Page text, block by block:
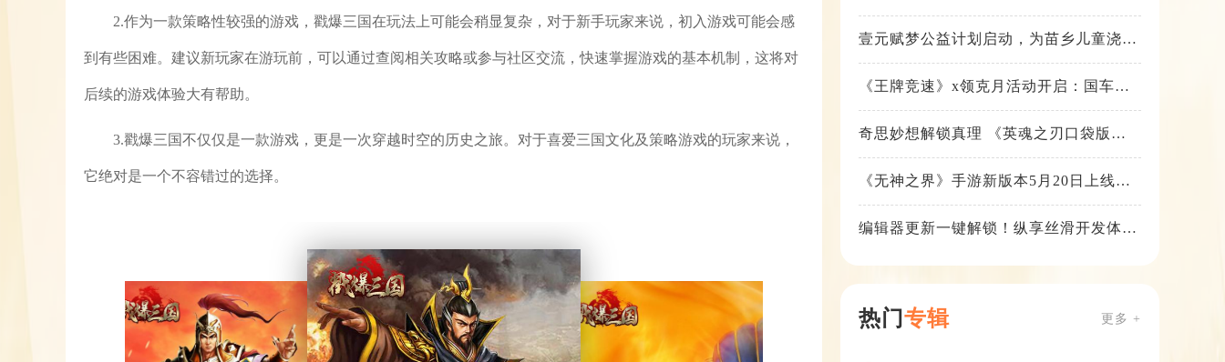
2.作为一款策略性较强的游戏，戳爆三国在玩法上可能会稍显复杂，对于新手玩家来说，初入游戏可能会感
到有些困难。建议新玩家在游玩前，可以通过查阅相关攻略或参与社区交流，快速掌握游戏的基本机制，这将对
后续的游戏体验大有帮助。
3.戳爆三国不仅仅是一款游戏，更是一次穿越时空的历史之旅。对于喜爱三国文化及策略游戏的玩家来说，
它绝对是一个不容错过的选择。
壹元赋梦公益计划启动，为苗乡儿童浇筑
《王牌竞速》x领克月活动开启：国车喜
奇思妙想解锁真理 《英魂之刃口袋版》
《无神之界》手游新版本5月20日上线，
编辑器更新一键解锁！纵享丝滑开发体
热门专辑 更多 +